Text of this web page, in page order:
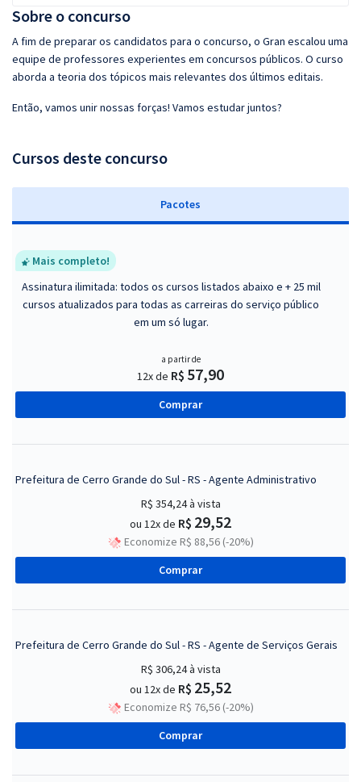
Sobre o concurso
A fim de preparar os candidatos para o concurso, o Gran escalou uma
equipe de professores experientes em concursos públicos. O curso
aborda a teoria dos tópicos mais relevantes dos últimos editais.
Então, vamos unir nossas forças! Vamos estudar juntos?
Cursos deste concurso
Pacotes
Mais completo!
Assinatura ilimitada: todos os cursos listados abaixo e + 25 mil
cursos atualizados para todas as carreiras do serviço público
em um só lugar.
a partir de
12x de R$ 57,90
Comprar
Prefeitura de Cerro Grande do Sul - RS - Agente Administrativo
R$ 354,24à vista
ou 12x de R$ 29,52
Economize R$ 88,56 (-20%)
Comprar
Prefeitura de Cerro Grande do Sul - RS - Agente de Serviços Gerais
R$ 306,24à vista
ou 12x de R$ 25,52
Economize R$ 76,56 (-20%)
Comprar